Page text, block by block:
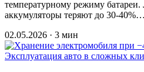
температурному режиму
аккумуляторы теряют до 30-40%…
02.05.2026 · 3 мин
Эксплуатация авто в сложных